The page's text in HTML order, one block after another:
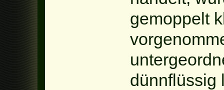
gemoppelt
dünnflüssig